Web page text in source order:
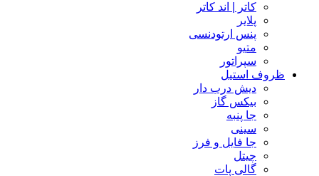
کاتر | اند کاتر
پلایر
پنس ارتودنسی
متیو
سپراتور
ظروف استیل
دیش درب دار
بیکس گاز
جا پنبه
سینی
جا فایل و فرز
چیتل
گالی پات